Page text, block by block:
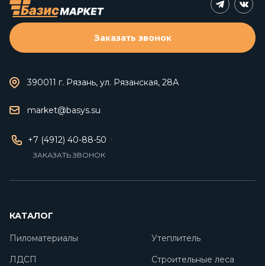
390011 г. Рязань, ул. Рязанская, 28А
market@basys.su
+7 (4912) 40-88-50
ЗАКАЗАТЬ ЗВОНОК
Заказать звонок
КАТАЛОГ
Пиломатериалы
Утеплитель
ЛДСП
Строительные леса